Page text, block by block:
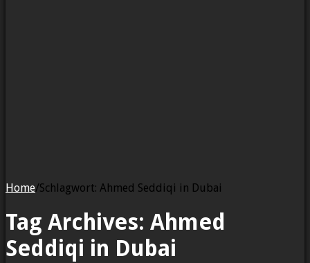
Home/Schlagwort: Ahmed Seddiqi in Dubai
Tag Archives: Ahmed
Seddiqi in Dubai